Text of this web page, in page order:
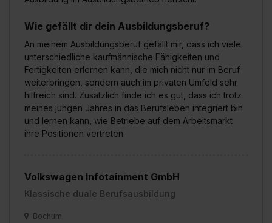
Wie gefällt dir dein Ausbildungsberuf?
An meinem Ausbildungsberuf gefällt mir, dass ich viele
unterschiedliche kaufmännische Fähigkeiten und
Fertigkeiten erlernen kann, die mich nicht nur im Beruf
weiterbringen, sondern auch im privaten Umfeld sehr
hilfreich sind. Zusätzlich finde ich es gut, dass ich trotz
meines jungen Jahres in das Berufsleben integriert bin
und lernen kann, wie Betriebe auf dem Arbeitsmarkt
ihre Positionen vertreten.
Volkswagen Infotainment GmbH
Klassische duale Berufsausbildung
Bochum